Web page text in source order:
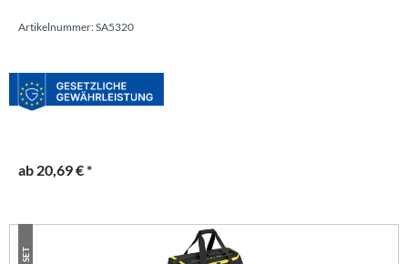
Artikelnummer: SA5320
ab 20,69 € *
SET